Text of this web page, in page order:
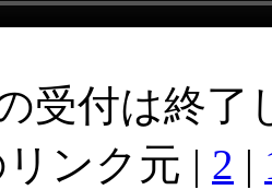
受付は終了
ンク元 | 2 |